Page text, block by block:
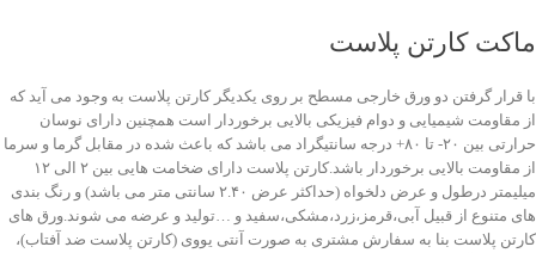
ماکت کارتن پلاست
با قرار گرفتن دو ورق خارجی مسطح بر روی یکدیگر کارتن پلاست به وجود می آید که
از مقاومت شیمیایی و دوام فیزیکی بالایی برخوردار است همچنین دارای نوسان
حرارتی بین ۲۰- تا ۸۰+ درجه سانتیگراد می باشد که باعث شده در مقابل گرما و سرما
از مقاومت بالایی برخوردار باشد.کارتن پلاست دارای ضخامت هایی بین ۲ الی ۱۲
میلیمتر درطول و عرض دلخواه (حداکثر عرض ۲.۴۰ سانتی متر می باشد) و رنگ بندی
های متنوع از قبیل آبی،قرمز،زرد،مشکی،سفید و …تولید و عرضه می شوند.ورق های
کارتن پلاست بنا به سفارش مشتری به صورت آنتی یووی (کارتن پلاست ضد آفتاب)،